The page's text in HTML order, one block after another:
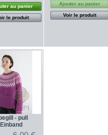
au panier
le produit
Ajouter au panier
Voir le produit
- pull